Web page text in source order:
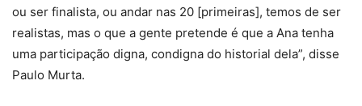
ou ser finalista, ou andar nas 20 [primeiras], temos de ser
realistas, mas o que a gente pretende é que a Ana tenha
uma participação digna, condigna do historial dela”, disse
Paulo Murta.